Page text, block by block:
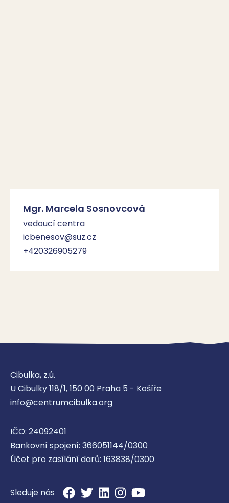
Mgr. Marcela Sosnovcová
vedoucí centra
icbenesov@suz.cz
+420326905279
Cibulka, z.ú.
U Cibulky 118/1, 150 00 Praha 5 - Košíře
info@centrumcibulka.org
IČO: 24092401
Bankovní spojení: 366051144/0300
Účet pro zasílání darů: 163838/0300
Sleduje nás